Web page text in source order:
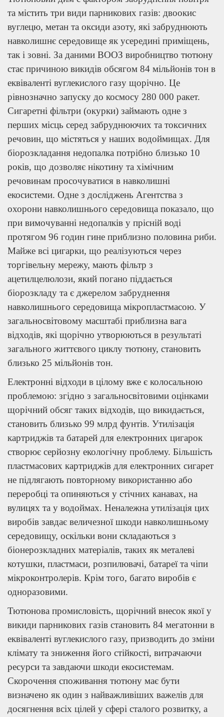
та містить три види парникових газів: двоокис
вуглецю, метан та оксиди азоту, які забруднюють
навколишнє середовище як усередині приміщень,
так і зовні. За даними ВООЗ виробництво тютюну
стає причиною викидів обсягом 84 мільйонів тон в
еквіваленті вуглекислого газу щорічно. Це
рівнозначно запуску до космосу 280 000 ракет.
Сигаретні фільтри (окурки) займають одне з
перших місць серед забруднюючих та токсичних
речовин, що містяться у наших водоймищах. Для
біорозкладання недопалка потрібно близько 10
років, що дозволяє нікотину та хімічним
речовинам просочуватися в навколишні
екосистеми. Одне з досліджень Агентства з
охорони навколишнього середовища показало, що
при вимочуванні недопалків у прісній воді
протягом 96 годин гине приблизно половина риби.
Майже всі цигарки, що реалізуються через
торгівельну мережу, мають фільтр з
ацетилцелюлози, який погано піддається
біорозкладу та є джерелом забруднення
навколишнього середовища мікропластмасою. У
загальносвітовому масштабі приблизна вага
відходів, які щорічно утворюються в результаті
загального життєвого циклу тютюну, становить
близько 25 мільйонів тон.
Електронні відходи в цілому вже є колосальною
проблемою: згідно з загальносвітовими оцінками
щорічний обсяг таких відходів, що викидається,
становить близько 99 млрд фунтів. Утилізація
картриджів та батарей для електронних цигарок
створює серйозну екологічну проблему. Більшість
пластмасових картриджів для електронних сигарет
не підлягають повторному використанню або
переробці та опиняються у стічних канавах, на
вулицях та у водоймах. Неналежна утилізація цих
виробів завдає величезної шкоди навколишньому
середовищу, оскільки вони складаються з
біонерозкладних матеріалів, таких як металеві
котушки, пластмаси, розпилювачі, батареї та чіпи
мікроконтролерів. Крім того, багато виробів є
одноразовими.
Тютюнова промисловість, щорічний внесок якої у
викиди парникових газів становить 84 мегатонни в
еквіваленті вуглекислого газу, призводить до зміни
клімату та зниження його стійкості, витрачаючи
ресурси та завдаючи шкоди екосистемам.
Скорочення споживання тютюну має бути
визначено як один з найважливіших важелів для
досягнення всіх цілей у сфері сталого розвитку, а